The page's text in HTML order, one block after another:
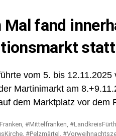
fand
statt
vom 5. bis
Martinimarkt am
dem Marktplatz vor dem